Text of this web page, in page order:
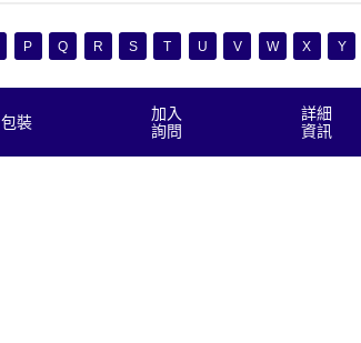
P Q R S T U V W X Y
包裝
加入
詢問
詳細
資訊